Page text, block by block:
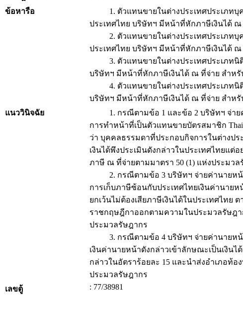
ข้อหารือ
1. ตัวแทนขายในต่างประเทศประเภทบุค
ประเทศไทย บริษัทฯ มีหน้าที่หักภาษีเงินได้
2. ตัวแทนขายในต่างประเทศประเภทบุค
ประเทศไทย บริษัทฯ มีหน้าที่หักภาษีเงินได้
3. ตัวแทนขายในต่างประเทศประเภทนิติ
บริษัทฯ มีหน้าที่หักภาษีเงินได้ ณ ที่จ่าย สำห
4. ตัวแทนขายในต่างประเทศประเภทนิติ
บริษัทฯ มีหน้าที่หักภาษีเงินได้ ณ ที่จ่าย สำห
แนววินิจฉัย
1. กรณีตามข้อ 1 และข้อ 2 บริษัทฯ จ่ายค่า
การทำหน้าที่เป็นตัวแทนขายบัตรสมาชิก
ว่า บุคคลธรรมดาที่ประกอบกิจการในต่างปร
เงินได้พึงประเมินดังกล่าวในประเทศไทยแ
ภาษี ณ ที่จ่ายตามมาตรา 50 (1) แห่งประมวล
2. กรณีตามข้อ 3 บริษัทฯ จ่ายค่านายหน้า
การเก็บภาษีซ้อนกับประเทศไทยเงินค่านาย
ยกเว้นไม่ต้องเสียภาษีเงินได้ในประเทศไท
ราชกฤษฎีกาออกตามความในประมวลรัษฎา
ประมวลรัษฎากร
3. กรณีตามข้อ 4 บริษัทฯ จ่ายค่านายหน้าใ
เงินค่านายหน้าดังกล่าวเข้าลักษณะเป็นเงิน
กล่าวในอัตราร้อยละ 15 และนำส่งอำเภอท้
ประมวลรัษฎากร
เลขตู้
: 77/38981